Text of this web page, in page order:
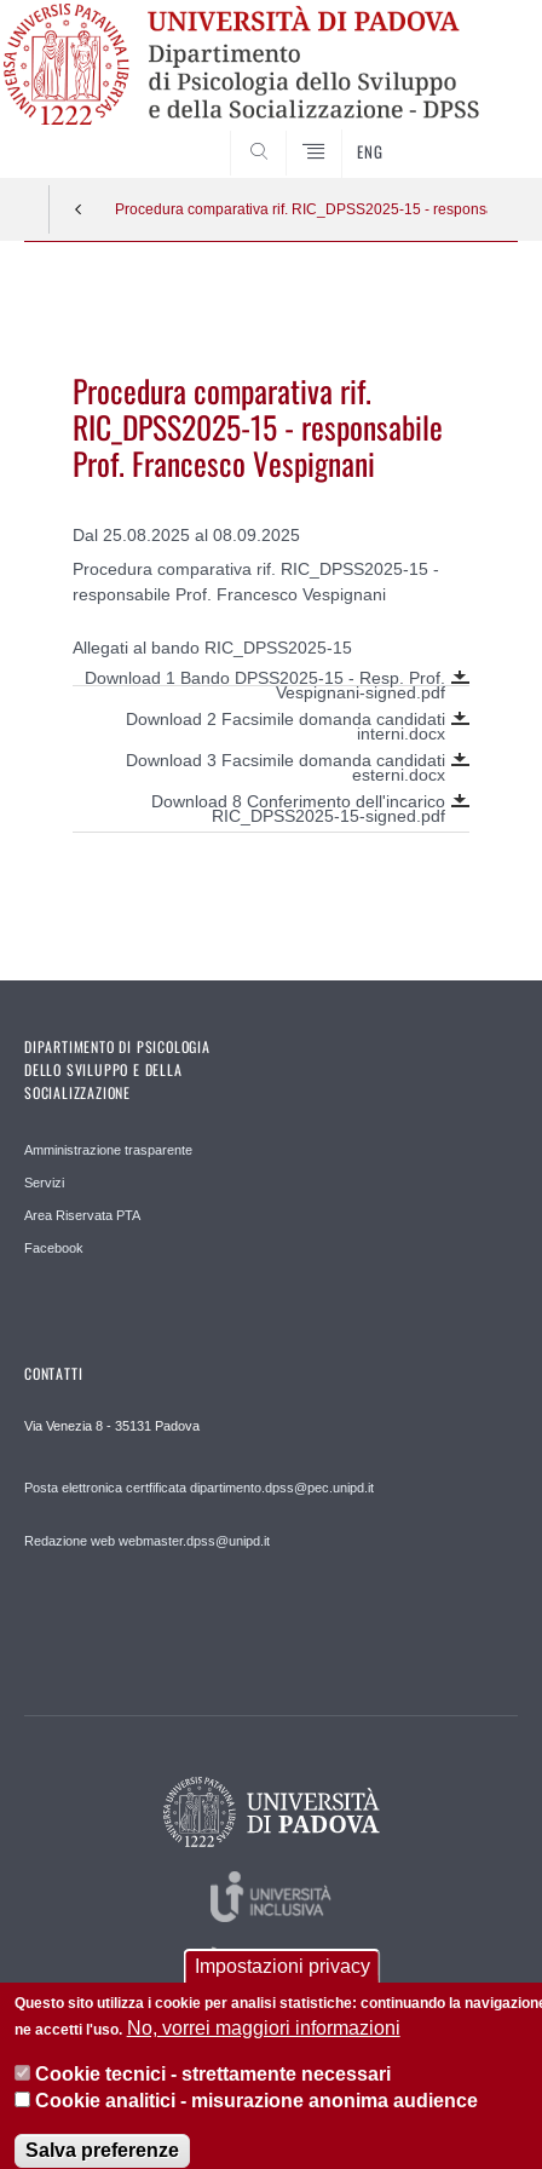
ENG
Procedura comparativa rif. RIC_DPSS2025-15 - responsabile
Procedura comparativa rif.
RIC_DPSS2025-15 - responsabile
Prof. Francesco Vespignani
Dal 25.08.2025 al 08.09.2025
Procedura comparativa rif. RIC_DPSS2025-15 -
responsabile Prof. Francesco Vespignani
Allegati al bando RIC_DPSS2025-15
Download 1 Bando DPSS2025-15 - Resp. Prof.
Vespignani-signed.pdf
Download 2 Facsimile domanda candidati
interni.docx
Download 3 Facsimile domanda candidati
esterni.docx
Download 8 Conferimento dell'incarico
RIC_DPSS2025-15-signed.pdf
DIPARTIMENTO DI PSICOLOGIA
DELLO SVILUPPO E DELLA
SOCIALIZZAZIONE
Amministrazione trasparente
Servizi
Area Riservata PTA
Facebook
CONTATTI
Via Venezia 8 - 35131 Padova
Posta elettronica certfificata dipartimento.dpss@pec.unipd.it
Redazione web webmaster.dpss@unipd.it
© 2026 Università di Padova - Tutti i diritti riservati
P.I. 00742430283 C.F. 80006480281
Impostazioni privacy
Questo sito utilizza i cookie per analisi statistiche: continuando la
ne accetti l'uso. No, vorrei maggiori informazioni
Cookie tecnici - strettamente necessari
Cookie analitici - misurazione anonima audience
Salva preferenze